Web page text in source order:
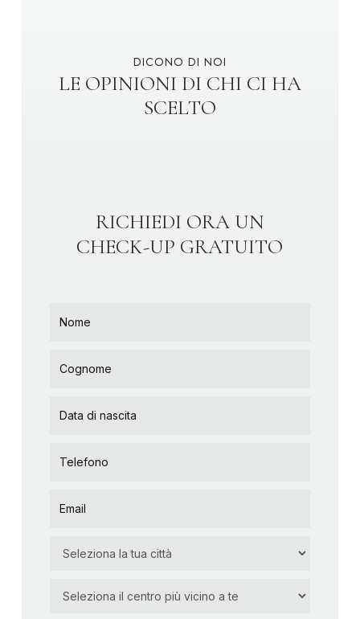
DICONO DI NOI
LE OPINIONI DI CHI CI HA
SCELTO
RICHIEDI ORA UN
CHECK-UP GRATUITO